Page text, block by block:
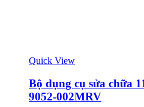
Quick View
Bộ dụng cụ sửa chữa
9052-002MRV